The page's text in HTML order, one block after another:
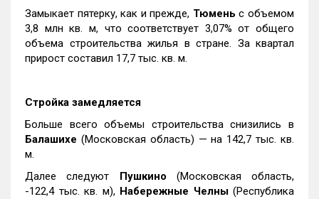
Замыкает пятерку, как и прежде, Тюмень с объемом
3,8 млн кв. м, что соответствует 3,07% от общего
объема строительства жилья в стране. За квартал
прирост составил 17,7 тыс. кв. м.
Стройка замедляется
Больше всего объемы строительства снизились в
Балашихе (Московская область) — на 142,7 тыс. кв.
м.
Далее следуют Пушкино (Московская область,
-122,4 тыс. кв. м), Набережные Челны(Республика